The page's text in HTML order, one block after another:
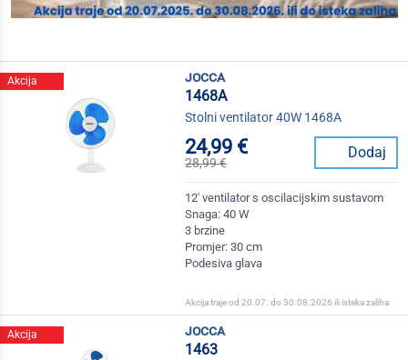
Akcija
jocca
1468A
Stolni ventilator 40W 1468A
24,99 €
28,99 €
Dodaj
12' ventilator s oscilacijskim sustavom
Snaga: 40 W
3 brzine
Promjer: 30 cm
Podesiva glava
Akcija traje od 20.07. do 30.08.2026 ili isteka zaliha
Akcija
jocca
1463